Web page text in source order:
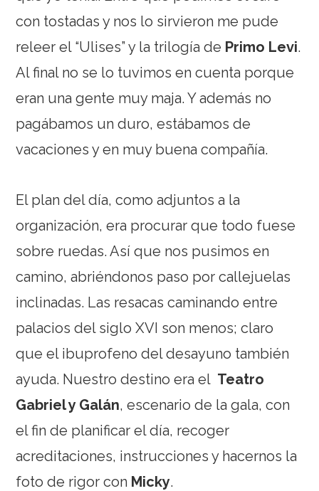
con tostadas y nos lo sirvieron me pude
releer el “Ulises” y la trilogía de Primo Levi.
Al final no se lo tuvimos en cuenta porque
eran una gente muy maja. Y además no
pagábamos un duro, estábamos de
vacaciones y en muy buena compañía.
El plan del día, como adjuntos a la
organización, era procurar que todo fuese
sobre ruedas. Así que nos pusimos en
camino, abriéndonos paso por callejuelas
inclinadas. Las resacas caminando entre
palacios del siglo XVI son menos; claro
que el ibuprofeno del desayuno también
ayuda. Nuestro destino era el Teatro
Gabriel y Galán, escenario de la gala, con
el fin de planificar el día, recoger
acreditaciones, instrucciones y hacernos la
foto de rigor con Micky.